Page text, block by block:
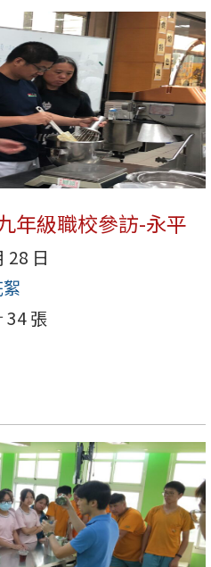
年級職校參訪-永平
28 日
34 張